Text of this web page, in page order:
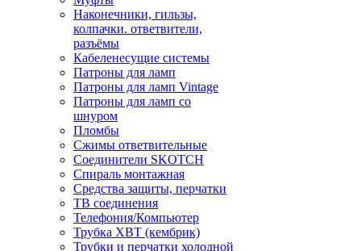
Наконечники, гильзы,
колпачки. ответвители,
разъёмы
Кабеленесущие системы
Патроны для ламп
Патроны для ламп Vintage
Патроны для ламп со
шнуром
Пломбы
Сжимы ответвительные
Соединители SKOTCH
Спираль монтажная
Средства защиты, перчатки
ТВ соединения
Телефония/Компьютер
Трубка ХВТ (кембрик)
Трубки и перчатки холодной